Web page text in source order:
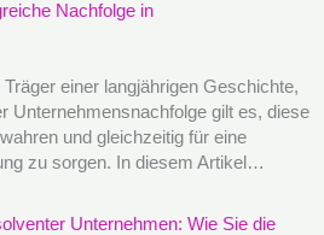
Nachfolge in
Träger einer langjährigen Geschichte,
Unternehmensnachfolge gilt es, diese
und gleichzeitig für eine
zu sorgen. In diesem Artikel…
Unternehmen: Wie Sie die